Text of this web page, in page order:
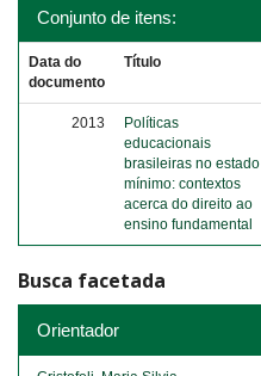
Conjunto de itens:
Data do
documento
Título
2013
Políticas
educacionais
brasileiras no estado
mínimo: contextos
acerca do direito ao
ensino fundamental
Busca facetada
Orientador